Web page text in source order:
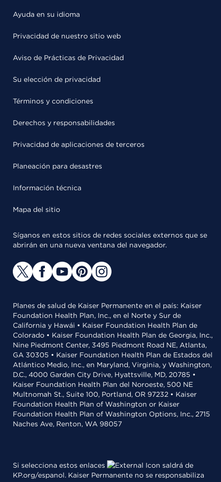
Ayuda en su idioma
Privacidad de nuestro sitio web
Aviso de Prácticas de Privacidad
Su elección de privacidad
Términos y condiciones
Derechos y responsabilidades
Privacidad de aplicaciones de terceros
Planeación para desastres
Información técnica
Mapa del sitio
Síganos en estos sitios de redes sociales externos que se
abrirán en una nueva ventana del navegador.
Planes de salud de Kaiser Permanente en el país: Kaiser
Foundation Health Plan, Inc., en el Norte y Sur de
California y Hawái • Kaiser Foundation Health Plan de
Colorado • Kaiser Foundation Health Plan de Georgia, Inc.,
Nine Piedmont Center, 3495 Piedmont Road NE, Atlanta,
GA 30305 • Kaiser Foundation Health Plan de Estados del
Atlántico Medio, Inc., en Maryland, Virginia, y Washington,
D.C., 4000 Garden City Drive, Hyattsville, MD, 20785 •
Kaiser Foundation Health Plan del Noroeste, 500 NE
Multnomah St., Suite 100, Portland, OR 97232 • Kaiser
Foundation Health Plan of Washington or Kaiser
Foundation Health Plan of Washington Options, Inc., 2715
Naches Ave, Renton, WA 98057
Si selecciona estos enlaces
saldrá de
KP.org/espanol. Kaiser Permanente no se responsabiliza